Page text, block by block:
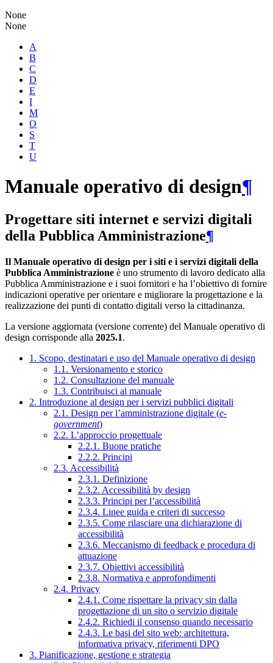
None
None
A
B
C
D
E
I
M
O
S
T
U
Manuale operativo di design¶
Progettare siti internet e servizi digitali
della Pubblica Amministrazione¶
Il Manuale operativo di design per i siti e i servizi digitali della
Pubblica Amministrazione è uno strumento di lavoro dedicato alla
Pubblica Amministrazione e i suoi fornitori e ha l’obiettivo di fornire
indicazioni operative per orientare e migliorare la progettazione e la
realizzazione dei punti di contatto digitali verso la cittadinanza.
La versione aggiornata (versione corrente) del Manuale operativo di
design corrisponde alla 2025.1.
1. Scopo, destinatari e uso del Manuale operativo di design
1.1. Versionamento e storico
1.2. Consultazione del manuale
1.3. Contribuisci al manuale
2. Introduzione al design per i servizi pubblici digitali
2.1. Design per l’amministrazione digitale (e-
government)
2.2. L’approccio progettuale
2.2.1. Buone pratiche
2.2.2. Principi
2.3. Accessibilità
2.3.1. Definizione
2.3.2. Accessibilità by design
2.3.3. Principi per l’accessibilità
2.3.4. Linee guida e criteri di successo
2.3.5. Come rilasciare una dichiarazione di
accessibilità
2.3.6. Meccanismo di feedback e procedura di
attuazione
2.3.7. Obiettivi accessibilità
2.3.8. Normativa e approfondimenti
2.4. Privacy
2.4.1. Come rispettare la privacy sin dalla
progettazione di un sito o servizio digitale
2.4.2. Richiedi il consenso quando necessario
2.4.3. Le basi del sito web: architettura,
informativa privacy, riferimenti DPO
3. Pianificazione, gestione e strategia